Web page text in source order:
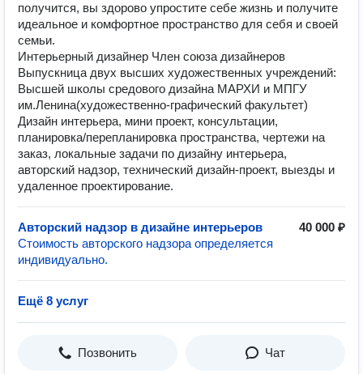
получится, вы здорово упростите себе жизнь и получите
идеальное и комфортное пространство для себя и своей
семьи.
Интерьерный дизайнер Член союза дизайнеров
Выпускница двух высших художественных учреждений:
Высшей школы средового дизайна МАРХИ и МПГУ
им.Ленина(художественно-графический факультет)
Дизайн интерьера, мини проект, консультации,
планировка/перепланировка пространства, чертежи на
заказ, локальные задачи по дизайну интерьера,
авторский надзор, технический дизайн-проект, выезды и
удаленное проектирование.
Авторский надзор в дизайне интерьеров
40 000 ₽
Стоимость авторского надзора определяется
индивидуально.
Ещё 8 услуг
Позвонить Чат